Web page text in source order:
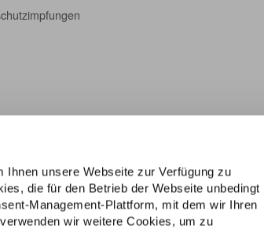
Ihnen unsere Webseite zur Verfügung zu
die für den Betrieb der Webseite unbedingt
Management-Plattform, mit dem wir Ihren
verwenden wir weitere Cookies, um zu